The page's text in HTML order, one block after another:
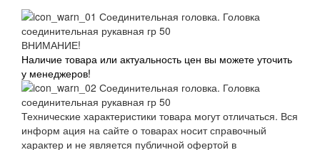
ВНИМАНИЕ!
Наличие товара или актуальность цен вы можете уточить
у менеджеров!
Технические характеристики товара могут отличаться. Вся
информ ация на сайте о товарах носит справочный
характер и не является публичной офертой в